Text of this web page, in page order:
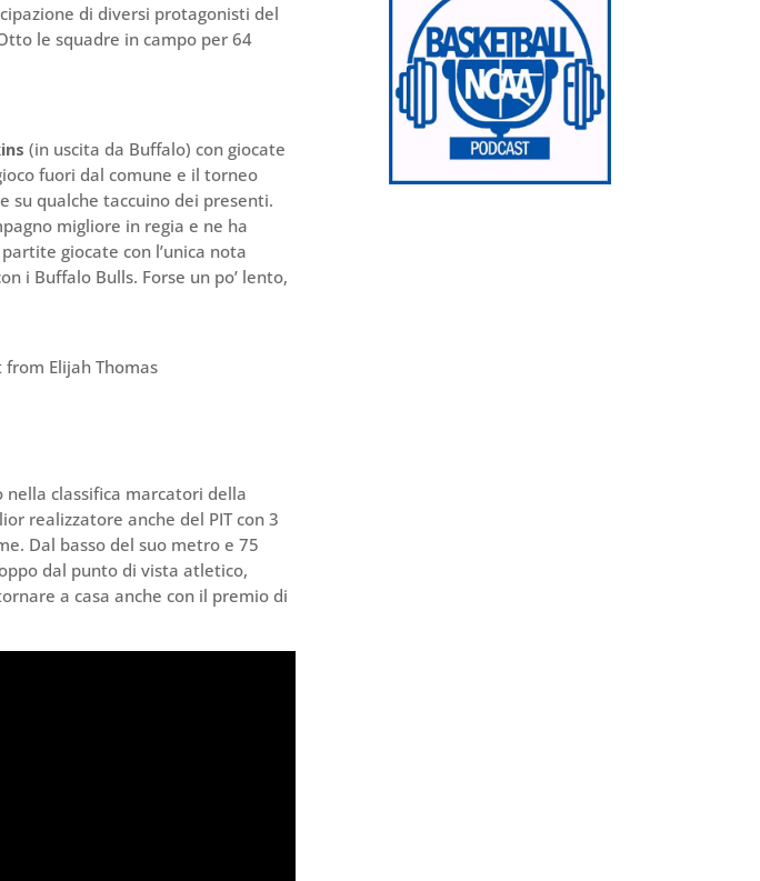
di diversi protagonisti del
le squadre in campo per 64
(in uscita da Buffalo) con giocate
fuori dal comune e il torneo
su qualche taccuino dei presenti.
migliore in regia e ne ha
giocate con l’unica nota
i Buffalo Bulls. Forse un po’ lento,
Elijah Thomas
nella classifica marcatori della
realizzatore anche del PIT con 3
Dal basso del suo metro e 75
dal punto di vista atletico,
a casa anche con il premio di